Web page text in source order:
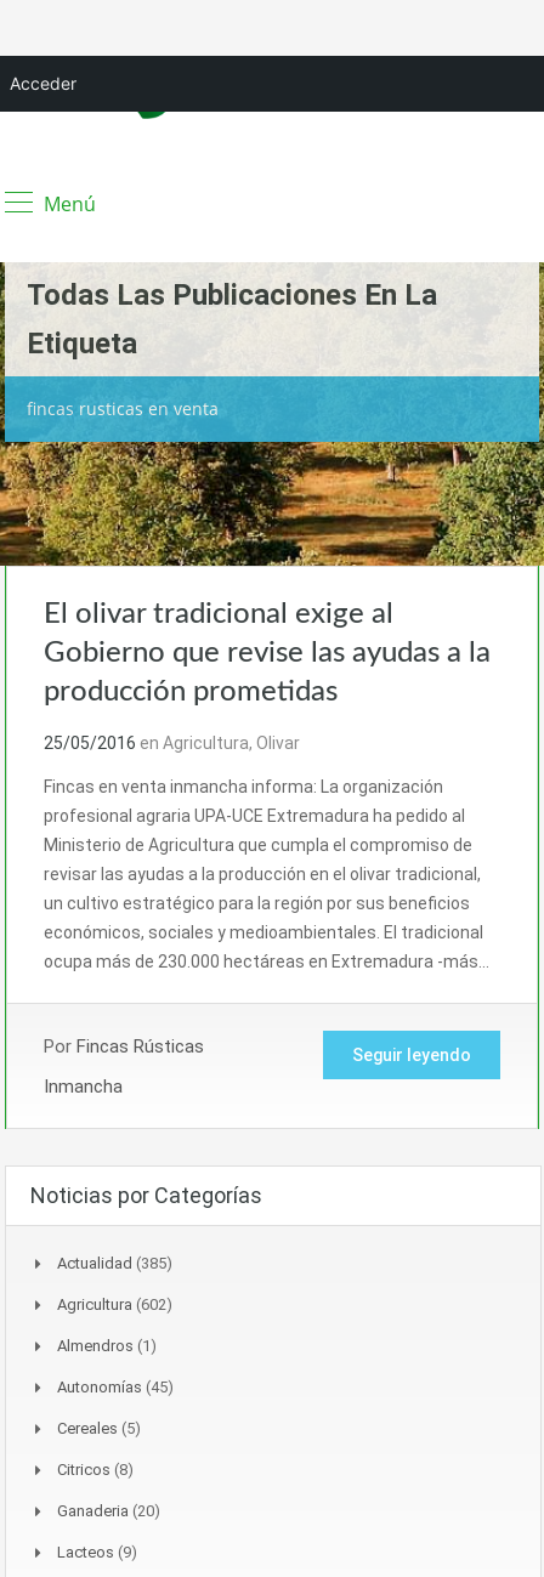
Acceder
Menú
Todas Las Publicaciones En La
Etiqueta
fincas rusticas en venta
El olivar tradicional exige al
Gobierno que revise las ayudas a la
producción prometidas
25/05/2016 en Agricultura, Olivar
Fincas en venta inmancha informa: La organización
profesional agraria UPA-UCE Extremadura ha pedido al
Ministerio de Agricultura que cumpla el compromiso de
revisar las ayudas a la producción en el olivar tradicional,
un cultivo estratégico para la región por sus beneficios
económicos, sociales y medioambientales. El tradicional
ocupa más de 230.000 hectáreas en Extremadura -más…
Por Fincas Rústicas
Inmancha
Seguir leyendo
Noticias por Categorías
Actualidad (385)
Agricultura (602)
Almendros (1)
Autonomías (45)
Cereales (5)
Citricos (8)
Ganaderia (20)
Lacteos (9)